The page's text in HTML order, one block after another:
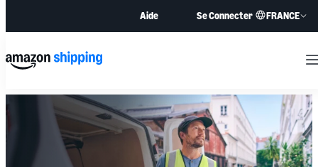
Aide Se Connecter FRANCE